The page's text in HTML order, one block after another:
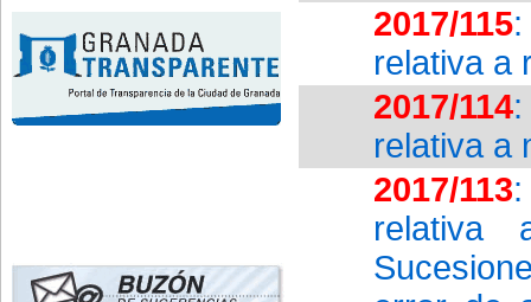
2017/115
relativa a
2017/114
relativa a
2017/113
relativa